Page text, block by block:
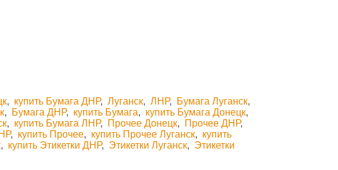
, купить Бумага ДНР,Луганск,ЛНР, Бумага Луганск,
, Бумага ДНР, купить Бумага, купить Бумага Донецк,
, купить Бумага ЛНР, Прочее Донецк, Прочее ДНР,
, купить Прочее, купить Прочее Луганск, купить
, купить Этикетки ДНР, Этикетки Луганск, Этикетки